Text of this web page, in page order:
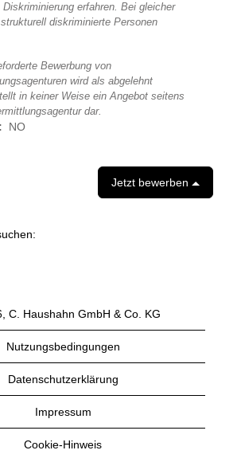
erfahren. Bei gleicher
diskriminierte Personen
Bewerbung von
wird als abgelehnt
in keiner Weise ein Angebot seitens
dar.
NO
Jetzt bewerben
C. Haushahn GmbH & Co. KG
Nutzungsbedingungen
Datenschutzerklärung
Impressum
Cookie-Hinweis